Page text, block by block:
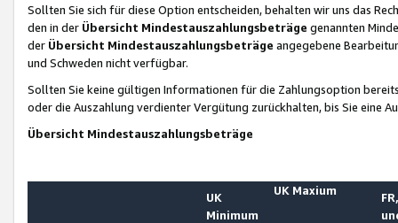
Sollten Sie sich für diese Option entscheiden, behalten wir uns das
den in der Übersicht Mindestauszahlungsbeträge genannten
der Übersicht Mindestauszahlungsbeträge angegebene
und Schweden nicht verfügbar.
Sollten Sie keine gültigen Informationen für die Zahlungsoption
oder die Auszahlung verdienter Vergütung zurückhalten, bis Sie
Übersicht Mindestauszahlungsbeträge
UK
Minimum
UK Maxium